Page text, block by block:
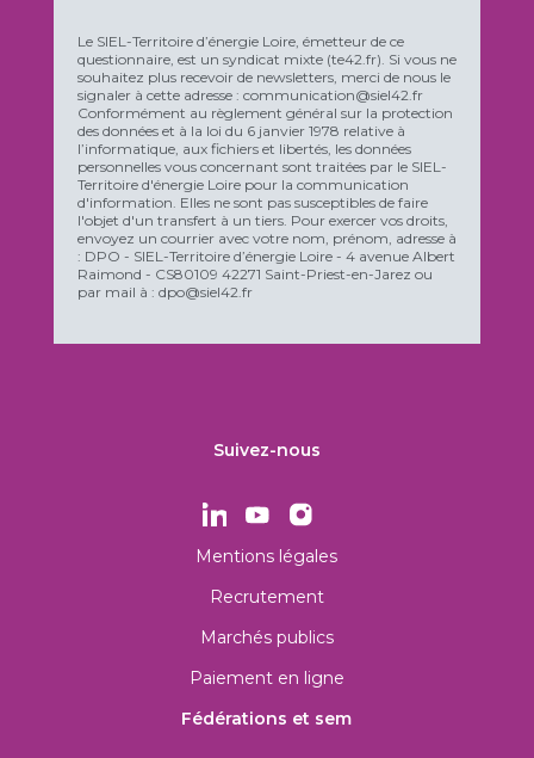
Le SIEL-Territoire d’énergie Loire, émetteur de ce
questionnaire, est un syndicat mixte (te42.fr). Si vous ne
souhaitez plus recevoir de newsletters, merci de nous le
signaler à cette adresse : communication@siel42.fr
Conformément au règlement général sur la protection
des données et à la loi du 6 janvier 1978 relative à
l’informatique, aux fichiers et libertés, les données
personnelles vous concernant sont traitées par le SIEL-
Territoire d'énergie Loire pour la communication
d'information. Elles ne sont pas susceptibles de faire
l'objet d'un transfert à un tiers. Pour exercer vos droits,
envoyez un courrier avec votre nom, prénom, adresse à
: DPO - SIEL-Territoire d’énergie Loire - 4 avenue Albert
Raimond - CS80109 42271 Saint-Priest-en-Jarez ou
par mail à : dpo@siel42.fr
Suivez-nous
Mentions légales
Recrutement
Marchés publics
Paiement en ligne
Fédérations et sem